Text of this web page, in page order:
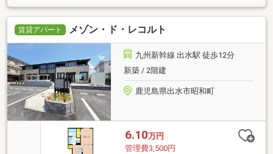
賃貸アパート メゾン・ド・レコルト
九州新幹線 出水駅 徒歩12分
新築 / 2階建
鹿児島県出水市昭和町
6.10万円
管理費3,500円